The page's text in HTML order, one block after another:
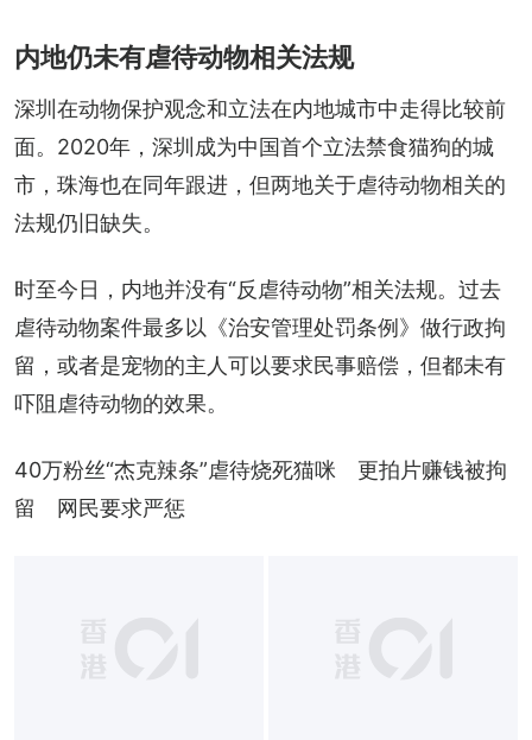
内地仍未有虐待动物相关法规
深圳在动物保护观念和立法在内地城市中走得比较前
面。2020年，深圳成为中国首个立法禁食猫狗的城
市，珠海也在同年跟进，但两地关于虐待动物相关的
法规仍旧缺失。
时至今日，内地并没有“反虐待动物”相关法规。过去
虐待动物案件最多以《治安管理处罚条例》做行政拘
留，或者是宠物的主人可以要求民事赔偿，但都未有
吓阻虐待动物的效果。
40万粉丝“杰克辣条”虐待烧死猫咪　更拍片赚钱被拘
留　网民要求严惩